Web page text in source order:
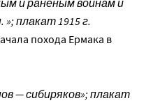
плакат 1915 г.
похода Ермака в
— сибиряков»; плакат